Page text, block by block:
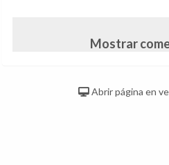
Mostrar
Abrir página en